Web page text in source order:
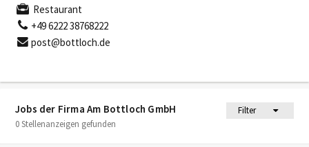
Jobs der Firma Am Bottloch GmbH
Filter
0 Stellenanzeigen gefunden
Restaurant
+49 6222 38768222
post@bottloch.de